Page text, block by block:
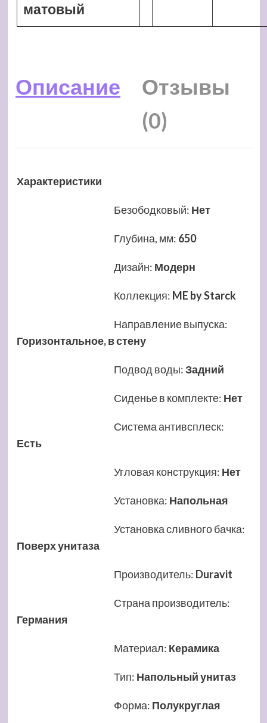
матовый
Описание
Отзывы
(0)
Характеристики
Безободковый: Нет
Глубина, мм: 650
Дизайн: Модерн
Коллекция: ME by Starck
Направление выпуска:
Горизонтальное, в стену
Подвод воды:Задний
Сиденье в комплекте: Нет
Система антивсплеск:
Есть
Угловая конструкция: Нет
Установка: Напольная
Установка сливного бачка:
Поверх унитаза
Производитель: Duravit
Страна производитель:
Германия
Материал: Керамика
Тип: Напольный унитаз
Форма: Полукруглая